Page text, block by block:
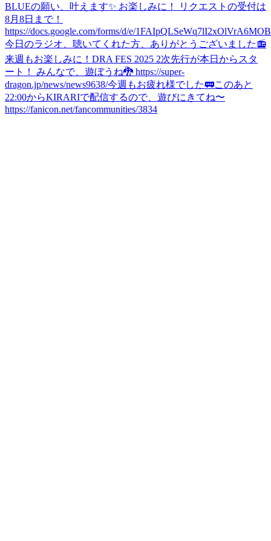
BLUEの願い、叶えます✨ お楽しみに！ リクエストの受付は
8月8日まで！
https://docs.google.com/forms/d/e/
今日のラジオ、聴いてくれた方、ありがとうございました📻
来週もお楽しみに！ DRA FES 2025 2次先行が本日からスタ
ート！ みんなで、遊ぼうね🐉 https://super-
dragon.jp/news/news9638/今週もお疲れ様でした🚃このあと
22:00からKIRARIで配信するので、遊びにきてね〜
https://fanicon.net/fancommunities/3834